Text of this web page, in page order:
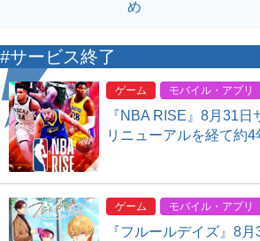
め
#サービス終了
ゲーム モバイル・アプリ
『NBA RISE』8月31
リニューアルを経て約
ゲーム モバイル・アプリ
『フルールデイズ』8